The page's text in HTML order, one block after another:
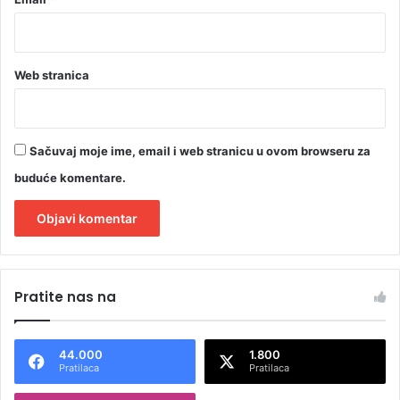
o
Web stranica
Sačuvaj moje ime, email i web stranicu u ovom browseru za
buduće komentare.
t
n
Pratite nas na
44.000
Pratilaca
1.800
Pratilaca